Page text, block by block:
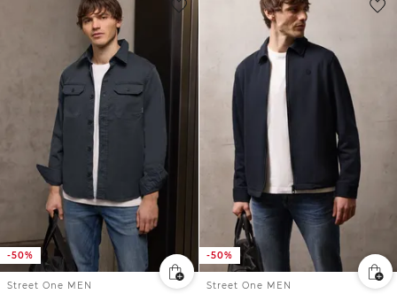
-50%
Street One MEN
-50%
Street One MEN